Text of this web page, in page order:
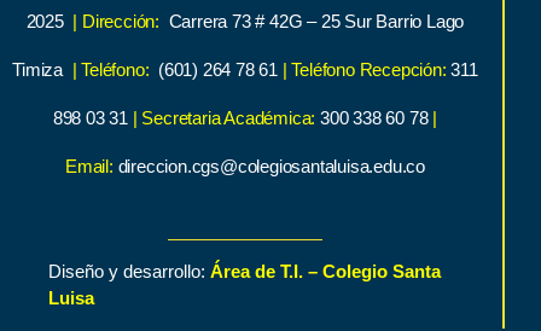
2025 | Dirección: Carrera 73 # 42G – 25 Sur Barrio Lago
Timiza | Teléfono: (601) 264 78 61 | Teléfono Recepción: 311
898 03 31 | Secretaria Académica:300 338 60 78 |
Email: direccion.cgs@colegiosantaluisa.edu.co
Diseño y desarrollo: Área de T.I. – Colegio Santa
Luisa